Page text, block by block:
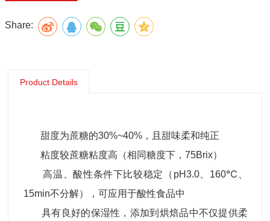
Share:
Product Details
甜度为蔗糖的30%~40%，且甜味柔和纯正
粘度较蔗糖粘度高（相同糖度下，75Brix）
高温、酸性条件下比较稳定（pH3.0、160℃、
15min不分解），可应用于酸性食品中
具有良好的保湿性，添加到烘焙品中不仅提供柔